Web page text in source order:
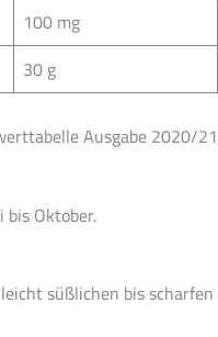
100 mg
30 g
Ausgabe 2020/21
bis Oktober.
süßlichen bis scharfen